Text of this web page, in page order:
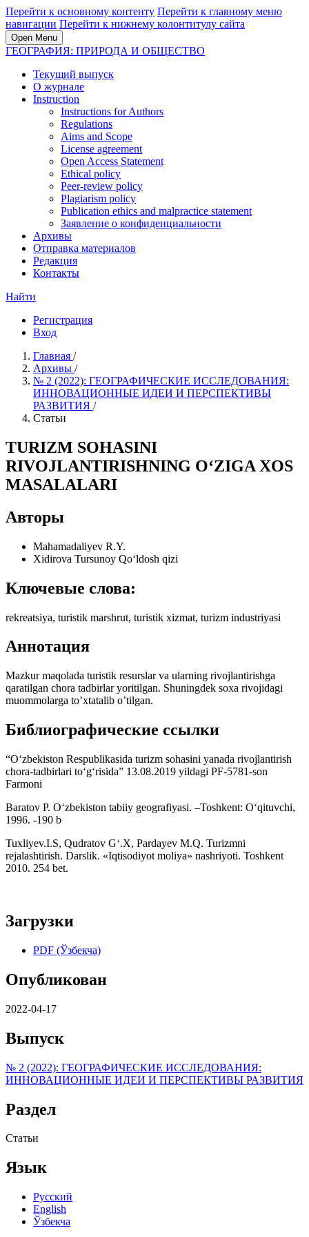
Перейти к основному контенту Перейти к главному меню
навигации Перейти к нижнему колонтитулу сайта
Open Menu
ГЕОГРАФИЯ: ПРИРОДА И ОБЩЕСТВО
Текущий выпуск
О журнале
Instruction
Instructions for Authors
Regulations
Aims and Scope
License agreement
Open Access Statement
Ethical policy
Peer-review policy
Plagiarism policy
Publication ethics and malpractice statement
Заявление о конфиденциальности
Архивы
Отправка материалов
Редакция
Контакты
Найти
Регистрация
Вход
Главная /
Архивы /
№ 2 (2022): ГЕОГРАФИЧЕСКИЕ ИССЛЕДОВАНИЯ:
ИННОВАЦИОННЫЕ ИДЕИ И ПЕРСПЕКТИВЫ
РАЗВИТИЯ /
Статьи
TURIZM SOHASINI
RIVOJLANTIRISHNING O‘ZIGA XOS
MASALALARI
Авторы
Mahamadaliyev R.Y.
Xidirova Tursunoy Qo‘ldosh qizi
Ключевые слова:
rekreatsiya, turistik marshrut, turistik xizmat, turizm industriyasi
Аннотация
Mazkur maqolada turistik resurslar va ularning rivojlantirishga
qaratilgan chora tadbirlar yoritilgan. Shuningdek soxa rivojidagi
muommolarga to’xtatalib o’tilgan.
Библиографические ссылки
“O‘zbekiston Respublikasida turizm sohasini yanada rivojlantirish
chora-tadbirlari to‘g‘risida” 13.08.2019 yildagi PF-5781-son
Farmoni
Baratov P. O‘zbekiston tabiiy geografiyasi. –Toshkent: O‘qituvchi,
1996. -190 b
Tuxliyev.I.S, Qudratov G‘.X, Pardayev M.Q. Turizmni
rejalashtirish. Darslik. «Iqtisodiyot moliya» nashriyoti. Toshkent
2010. 254 bet.
Загрузки
PDF (Ўзбекча)
Опубликован
2022-04-17
Выпуск
№ 2 (2022): ГЕОГРАФИЧЕСКИЕ ИССЛЕДОВАНИЯ:
ИННОВАЦИОННЫЕ ИДЕИ И ПЕРСПЕКТИВЫ РАЗВИТИЯ
Раздел
Статьи
Язык
Русский
English
Ўзбекча